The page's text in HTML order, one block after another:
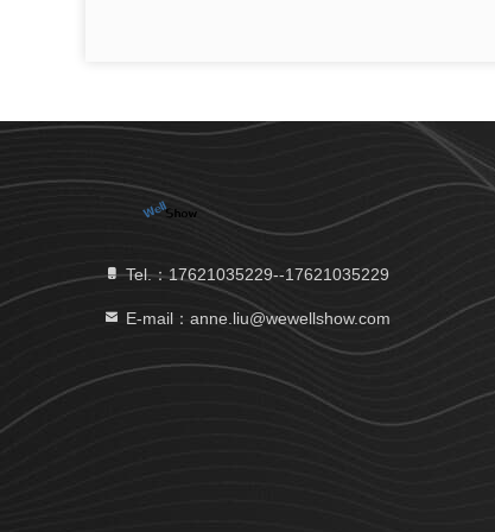
Tel.：17621035229--17621035229
E-mail：anne.liu@wewellshow.com